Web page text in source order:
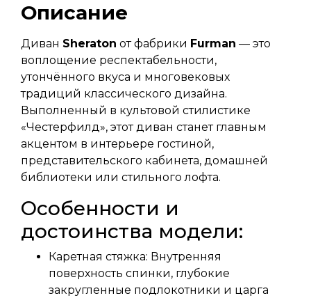
Описание
Диван Sheraton от фабрики Furman — это
воплощение респектабельности,
утончённого вкуса и многовековых
традиций классического дизайна.
Выполненный в культовой стилистике
«Честерфилд», этот диван станет главным
акцентом в интерьере гостиной,
представительского кабинета, домашней
библиотеки или стильного лофта.
Особенности и
достоинства модели:
Каретная стяжка: Внутренняя
поверхность спинки, глубокие
закругленные подлокотники и царга